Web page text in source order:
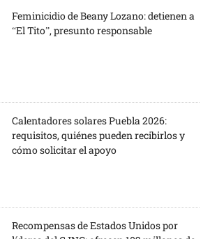
Feminicidio de Beany Lozano: detienen a
“El Tito”, presunto responsable
Calentadores solares Puebla 2026:
requisitos, quiénes pueden recibirlos y
cómo solicitar el apoyo
Recompensas de Estados Unidos por